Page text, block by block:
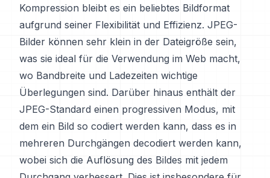
Kompression bleibt es ein beliebtes Bildformat
aufgrund seiner Flexibilität und Effizienz. JPEG-
Bilder können sehr klein in der Dateigröße sein,
was sie ideal für die Verwendung im Web macht,
wo Bandbreite und Ladezeiten wichtige
Überlegungen sind. Darüber hinaus enthält der
JPEG-Standard einen progressiven Modus, mit
dem ein Bild so codiert werden kann, dass es in
mehreren Durchgängen decodiert werden kann,
wobei sich die Auflösung des Bildes mit jedem